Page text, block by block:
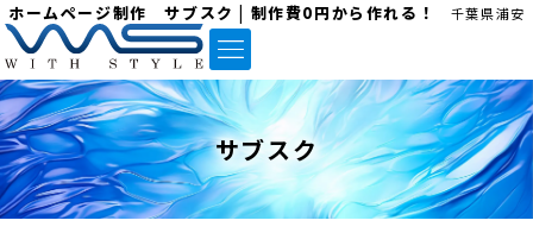
ホームページ制作 サブスク | 制作費0円から作れる！ 千葉県浦安
サブスク